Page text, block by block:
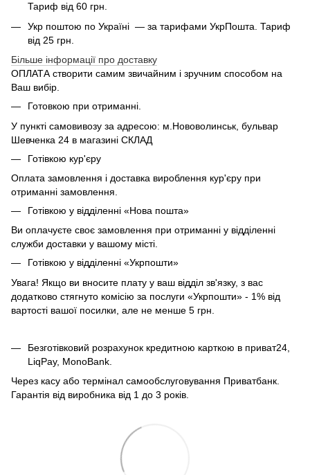
Тариф від 60 грн.
Укр поштою по Україні — за тарифами УкрПошта. Тариф
від 25 грн.
Більше інформації про доставку
ОПЛАТА створити самим звичайним і зручним способом на
Ваш вибір.
Готовкою при отриманні.
У пункті самовивозу за адресою: м.Нововолинськ, бульвар
Шевченка 24 в магазині СКЛАД
Готівкою кур'єру
Оплата замовлення і доставка вироблення кур'єру при
отриманні замовлення.
Готівкою у відділенні «Нова пошта»
Ви оплачуєте своє замовлення при отриманні у відділенні
служби доставки у вашому місті.
Готівкою у відділенні «Укрпошти»
Увага! Якщо ви вносите плату у ваш відділ зв'язку, з вас
додатково стягнуто комісію за послуги «Укрпошти» - 1% від
вартості вашої посилки, але не менше 5 грн.
Безготівковий розрахунок кредитною карткою в приват24,
LiqPay, MonoBank.
Через касу або термінал самообслуговування Приватбанк.
Гарантія від виробника від 1 до 3 років.